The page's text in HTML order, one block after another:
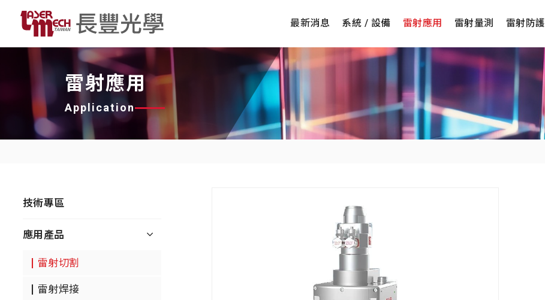
最新消息 系統 / 設備 雷射應用 雷射量測 雷射防護
雷射應用
Application
技術專區
應用產品
雷射切割
雷射焊接